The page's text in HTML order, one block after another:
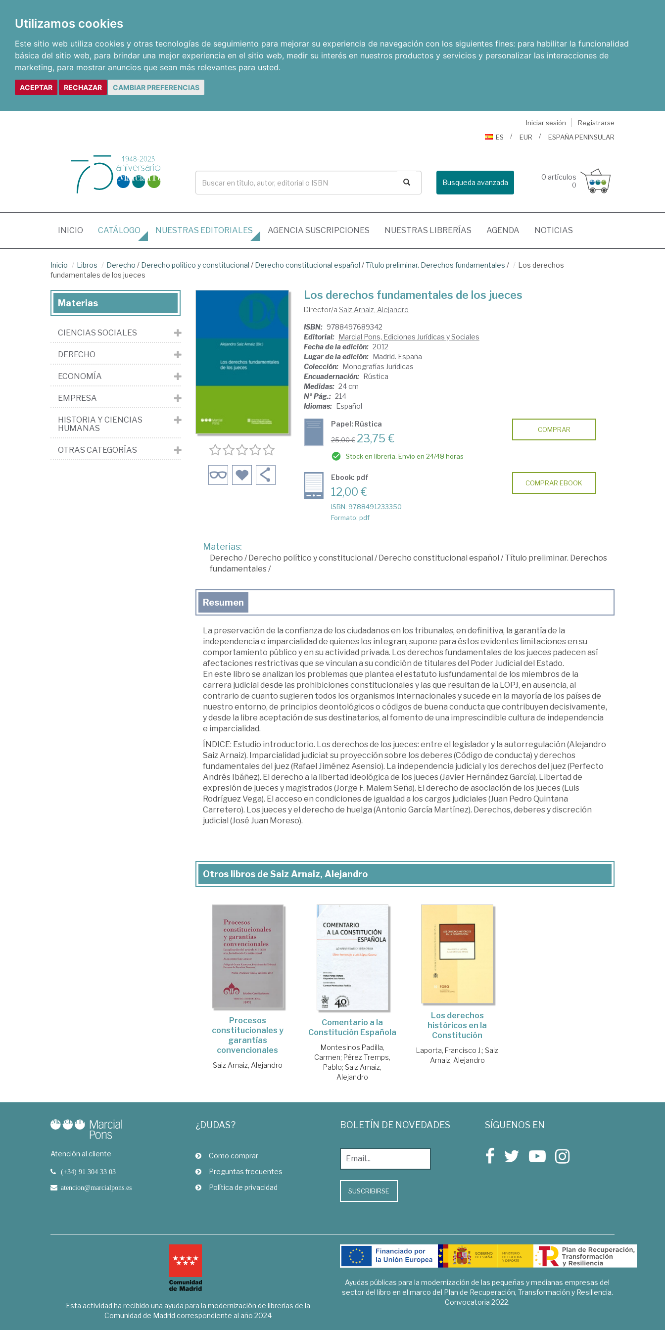
Utilizamos cookies
Este sitio web utiliza cookies y otras tecnologías de seguimiento para mejorar su experiencia de navegación con los siguientes fines: para habilitar la funcionalidad
básica del sitio web, para brindar una mejor experiencia en el sitio web, medir su interés en nuestros productos y servicios y personalizar las interacciones de
marketing, para mostrar anuncios que sean más relevantes para usted.
ACEPTAR RECHAZAR CAMBIAR PREFERENCIAS
Iniciar sesión
Registrarse
ES
EUR ESPAÑA PENINSULAR
Busqueda avanzada
0 artículos
0
INICIO (CURRENT)
CATÁLOGO NUESTRAS EDITORIALES AGENCIA SUSCRIPCIONES NUESTRAS LIBRERÍAS AGENDA NOTICIAS
Inicio Libros Derecho / Derecho político y constitucional / Derecho constitucional español /Título preliminar. Derechos fundamentales /
Los derechos
fundamentales de los jueces
Los derechos fundamentales de los jueces
Director/a Saiz Arnaiz, Alejandro
ISBN: 9788497689342
Editorial: Marcial Pons, Ediciones Jurídicas y Sociales
Fecha de la edición: 2012
Lugar de la edición: Madrid. España
Colección: Monografías Jurídicas
Encuadernación: Rústica
Medidas: 24 cm
Nº Pág.: 214
Idiomas: Español
Papel: Rústica
25,00 € 23,75 €
Stock en librería. Envío en 24/48 horas
COMPRAR
Ebook: pdf
12,00 €
ISBN: 9788491233350
Formato: pdf
COMPRAR EBOOK
Materias:
Derecho /Derecho político y constitucional /Derecho constitucional español /Título preliminar. Derechos
fundamentales/
Resumen
La preservación de la confianza de los ciudadanos en los tribunales, en definitiva, la garantía de la
independencia e imparcialidad de quienes los integran, supone para éstos evidentes limitaciones en su
comportamiento público y en su actividad privada. Los derechos fundamentales de los jueces padecen así
afectaciones restrictivas que se vinculan a su condición de titulares del Poder Judicial del Estado.
En este libro se analizan los problemas que plantea el estatuto iusfundamental de los miembros de la
carrera judicial desde las prohibiciones constitucionales y las que resultan de la LOPJ, en ausencia, al
contrario de cuanto sugieren todos los organismos internacionales y sucede en la mayoría de los países de
nuestro entorno, de principios deontológicos o códigos de buena conducta que contribuyen decisivamente,
y desde la libre aceptación de sus destinatarios, al fomento de una imprescindible cultura de independencia
e imparcialidad.
ÍNDICE: Estudio introductorio. Los derechos de los jueces: entre el legislador y la autorregulación (Alejandro
Saiz Arnaiz). Imparcialidad judicial: su proyección sobre los deberes (Código de conducta) y derechos
fundamentales del juez (Rafael Jiménez Asensio). La independencia judicial y los derechos del juez (Perfecto
Andrés Ibáñez). El derecho a la libertad ideológica de los jueces (Javier Hernández García). Libertad de
expresión de jueces y magistrados (Jorge F. Malem Seña). El derecho de asociación de los jueces (Luis
Rodríguez Vega). El acceso en condiciones de igualdad a los cargos judiciales (Juan Pedro Quintana
Carretero). Los jueces y el derecho de huelga (Antonio García Martínez). Derechos, deberes y discreción
judicial (José Juan Moreso).
Otros libros de Saiz Arnaiz, Alejandro
Procesos
constitucionales y
garantías
convencionales
Saiz Arnaiz, Alejandro
Comentario a la
Constitución Española
Montesinos Padilla,
Carmen; Pérez Tremps,
Pablo; Saiz Arnaiz,
Alejandro
Los derechos
históricos en la
Constitución
Laporta, Francisco J.; Saiz
Arnaiz, Alejandro
Materias
CIENCIAS SOCIALES
DERECHO
ECONOMÍA
EMPRESA
HISTORIA Y CIENCIAS
HUMANAS
OTRAS CATEGORÍAS
Atención al cliente
(+34) 91 304 33 03
atencion@marcialpons.es
¿DUDAS?
Como comprar
Preguntas frecuentes
Política de privacidad
BOLETÍN DE NOVEDADES
SUSCRIBIRSE
SÍGUENOS EN
Esta actividad ha recibido una ayuda para la modernización de librerías de la
Comunidad de Madrid correspondiente al año 2024
Ayudas públicas para la modernización de las pequeñas y medianas empresas del
sector del libro en el marco del Plan de Recuperación, Transformación y Resiliencia.
Convocatoria 2022.